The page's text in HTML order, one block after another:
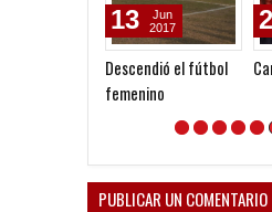
Descendió el fútbol
femenino
13
Jun
2017
PUBLICAR UN COMENTARIO